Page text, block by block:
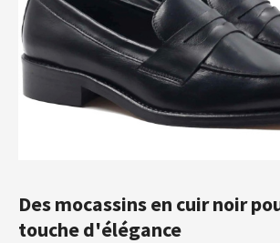
Des mocassins en cuir noir
touche d'élégance